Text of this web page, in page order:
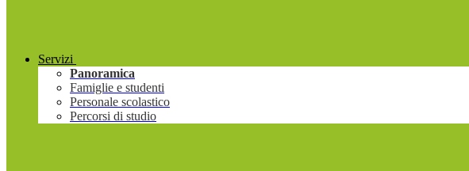
Servizi
Panoramica
Famiglie e studenti
Personale scolastico
Percorsi di studio